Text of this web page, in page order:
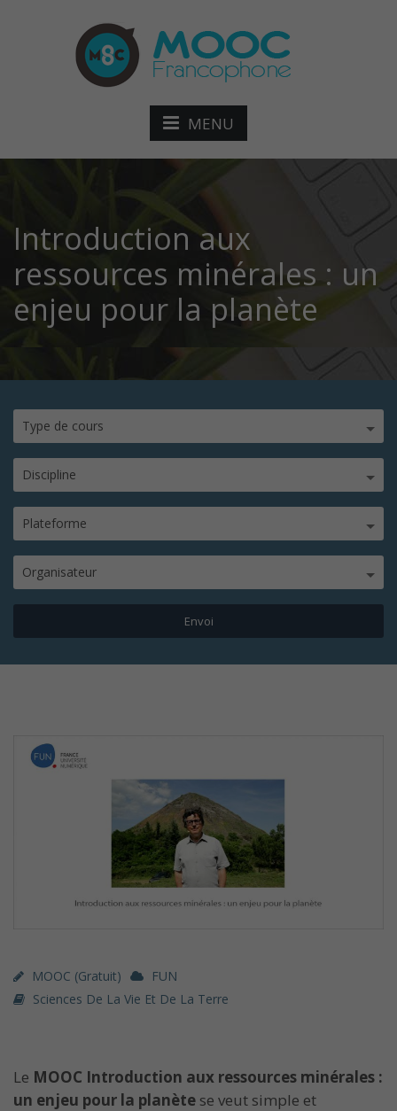
MENU
Introduction aux
ressources minérales : un
enjeu pour la planète
Type de cours
Discipline
Plateforme
Organisateur
MOOC (gratuit)
FUN
Sciences De La Vie Et De La Terre
Le MOOC Introduction aux ressources minérales :
un enjeu pour la planète se veut simple et